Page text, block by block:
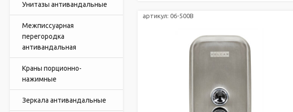
Унитазы антивандальные
Межписсуарная
перегородка
антивандальная
Краны порционно-
нажимные
Зеркала антивандальные
артикул:06-500B